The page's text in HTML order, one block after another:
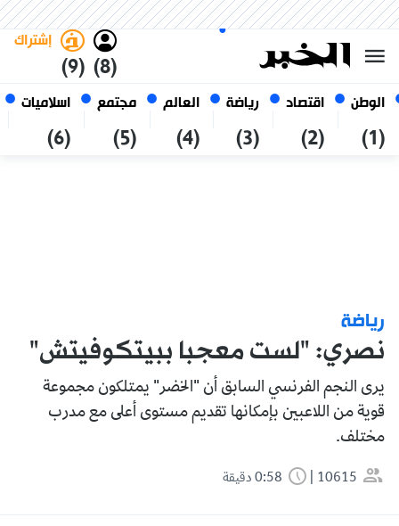
الوطن
(1)
اقتصاد
(2)
رياضة
(3)
العالم
(4)
مجتمع
(5)
اسلاميات
(6)
(8)
إشتراك
(9)
أغسطس 2026
الجزائر
رياضة
نصري: "لست معجبا ببيتكوفيتش"
يرى النجم الفرنسي السابق أن "الخضر" يمتلكون مجموعة
قوية من اللاعبين بإمكانها تقديم مستوى أعلى مع مدرب
مختلف.
10615